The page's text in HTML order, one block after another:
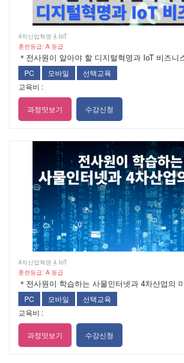
4차산업혁명  IoT
훈련등급: A 등급
＊전사원이 알아야 할 디지털혁명과 IoT 비즈니
PC 모바일
선택교육
교육비 :
과정맛보기 수강신청
4차산업혁명  IoT
훈련등급: A 등급
＊전사원이 학습하는 사물인터넷과 4차산업의
PC 모바일
선택교육
교육비 :
과정맛보기 수강신청